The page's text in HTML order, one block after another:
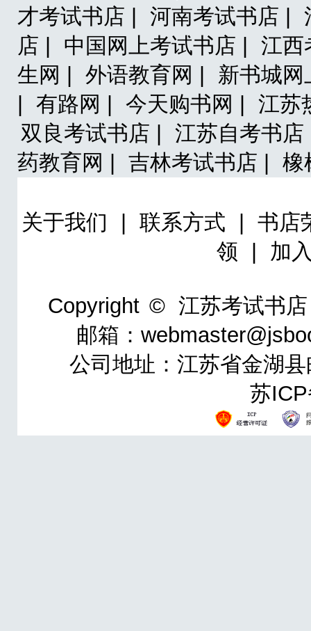
才考试书店 |
河南考试书店 |
店 |
中国网上考试书店 |
江
生网 |
外语教育网 |
新书城
有路网 | 今天购书网 |
江苏
双良考试书店 |
江苏自考书
药教育网 |
吉林考试书店 | 橡
关于我们 联系方式
书店
领
加
Copyright © 江苏考试书店
邮箱：
公司地址：江苏省金湖
苏